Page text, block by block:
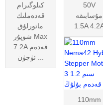
كىلوگىرام
قەدەملىك
ماتورلۇق
شوپۇر Max
7.2A قەدەم
50V
مۇسابىقە
1.5A
110mm